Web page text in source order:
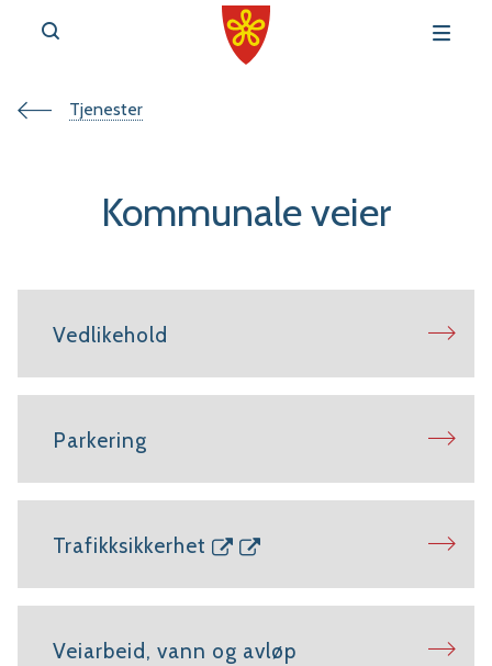
o
t
Du
Tjenester
Kommunale veier
Vedlikehold
Parkering
Trafikksikkerhet
Veiarbeid, vann og avløp